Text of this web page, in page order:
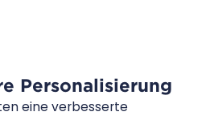
Personalisierung
eine verbesserte